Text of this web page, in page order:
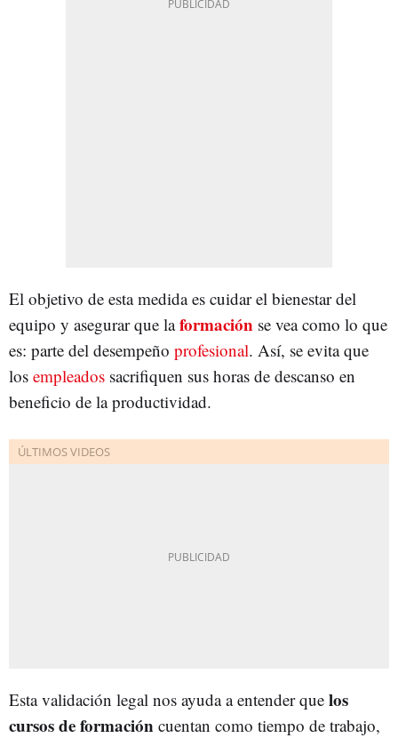
El objetivo de esta medida es cuidar el bienestar del
equipo y asegurar que laformación se vea como lo que
es: parte del desempeño profesional. Así, se evita que
los empleados sacrifiquen sus horas de descanso en
beneficio de la productividad.
Esta validación legal nos ayuda a entender que los
cursos de formación cuentan como tiempo de trabajo,